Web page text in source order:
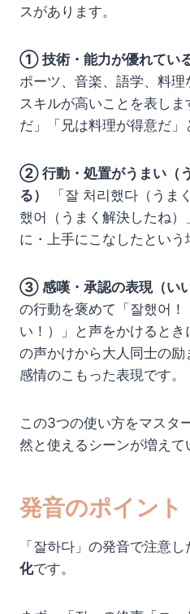
スがあります。
① 技術・能力が優れてい
ポーツ、音楽、語学、料
スキルが高いことを表し
だ」「兄は料理が得意だ」
② 行動・処置がうまい（
る）
「잘 처리했다（うま
했어（うまく解決したね
に・上手にこなしたという
③ 感嘆・承認の表現（いい
の行動を褒めて「잘했어！
い！）」と声をかけると
の声かけから大人同士の励
感情のこもった表現です。
この3つの使い方をマスタ
然と使えるシーンが増えて
発音のポイント
「잘하다」の発音で注意し
化です。